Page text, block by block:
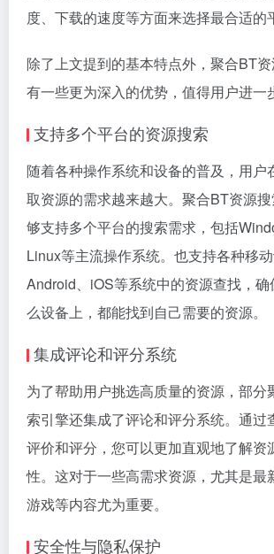
度、下载的速度等方面来选择最合适的
除了上文提到的基本特点外，聚合BT
有一些更为深入的优势，值得用户进一
支持多个平台的资源搜索
随着各种操作系统和设备的普及，用户
取资源的需求越来越大。聚合BT资源
够支持多个平台的搜索需求，包括
Linux等主流操作系统。也支持各种移
Android、iOS等系统中的资源查找，
么设备上，都能找到自己需要的资源。
集成评论和评分系统
为了帮助用户挑选高质量的资源，部分
索引擎还集成了评论和评分系统。通过
评价和评分，您可以更加直观地了解资
性。这对于一些高需求资源，尤其是最
游戏等内容尤为重要。
安全性与隐私保护